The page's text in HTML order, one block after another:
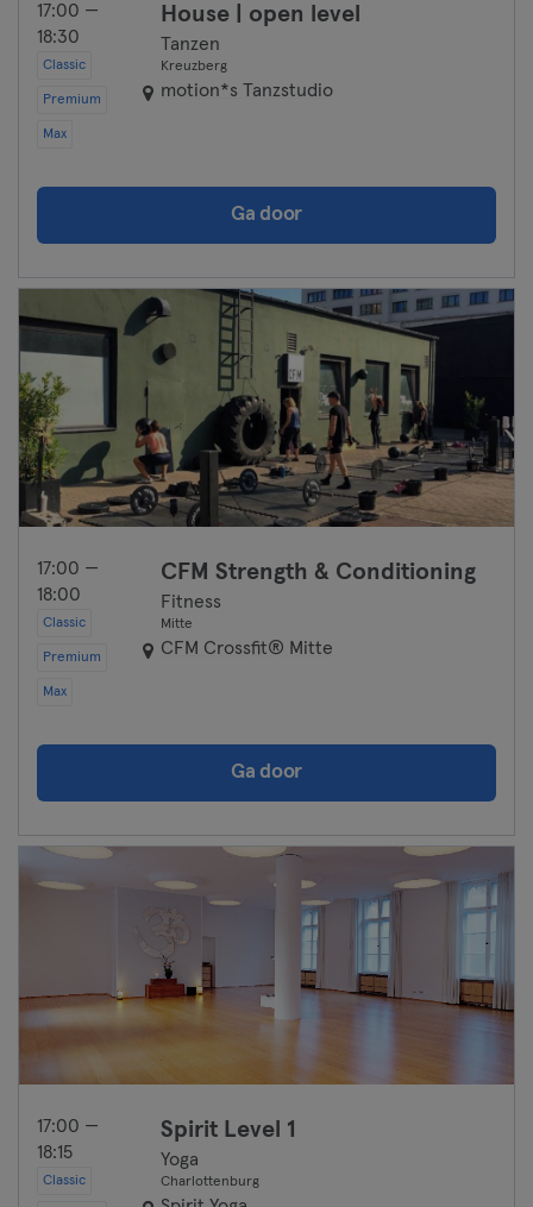
17:00 —
18:30
Classic
Premium
Max
House | open level
Tanzen
Kreuzberg
motion*s Tanzstudio
Ga door
17:00 —
18:00
Classic
Premium
Max
CFM Strength & Conditioning
Fitness
Mitte
CFM Crossfit® Mitte
Ga door
17:00 —
18:15
Classic
Spirit Level 1
Yoga
Charlottenburg